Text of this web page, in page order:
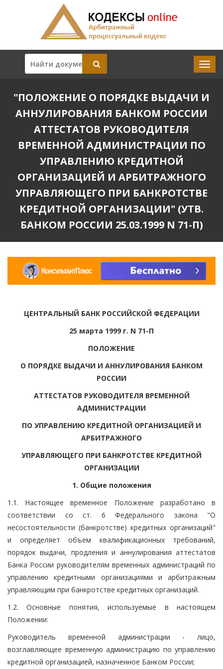
"ПОЛОЖЕНИЕ О ПОРЯДКЕ ВЫДАЧИ И
АННУЛИРОВАНИЯ БАНКОМ РОССИИ
АТТЕСТАТОВ РУКОВОДИТЕЛЯ
ВРЕМЕННОЙ АДМИНИСТРАЦИИ ПО
УПРАВЛЕНИЮ КРЕДИТНОЙ
ОРГАНИЗАЦИЕЙ И АРБИТРАЖНОГО
УПРАВЛЯЮЩЕГО ПРИ БАНКРОТСТВЕ
КРЕДИТНОЙ ОРГАНИЗАЦИИ" (УТВ.
БАНКОМ РОССИИ 25.03.1999 N 71-П)
ЦЕНТРАЛЬНЫЙ БАНК РОССИЙСКОЙ ФЕДЕРАЦИИ
25 марта 1999 г. N 71-П
ПОЛОЖЕНИЕ
О ПОРЯДКЕ ВЫДАЧИ И АННУЛИРОВАНИЯ БАНКОМ
РОССИИ
АТТЕСТАТОВ РУКОВОДИТЕЛЯ ВРЕМЕННОЙ
АДМИНИСТРАЦИИ
ПО УПРАВЛЕНИЮ КРЕДИТНОЙ ОРГАНИЗАЦИЕЙ И
АРБИТРАЖНОГО
УПРАВЛЯЮЩЕГО ПРИ БАНКРОТСТВЕ КРЕДИТНОЙ
ОРГАНИЗАЦИИ
1. Общие положения
1.1. Настоящее временное Положение разработано в
соответствии со ст. 6 Федерального закона "О
несостоятельности (банкротстве) кредитных организаций"
и определяет объем квалификационных требований,
порядок выдачи, продления и аннулирования аттестатов
Банка России руководителям временных администраций по
управлению кредитными организациями и арбитражным
управляющим при банкротстве кредитных организаций.
1.2. Основные понятия, используемые в настоящем
Положении:
Руководитель временной администрации - лицо,
возглавляющее временную администрацию по управлению
кредитной организацией, назначенное Банком России;